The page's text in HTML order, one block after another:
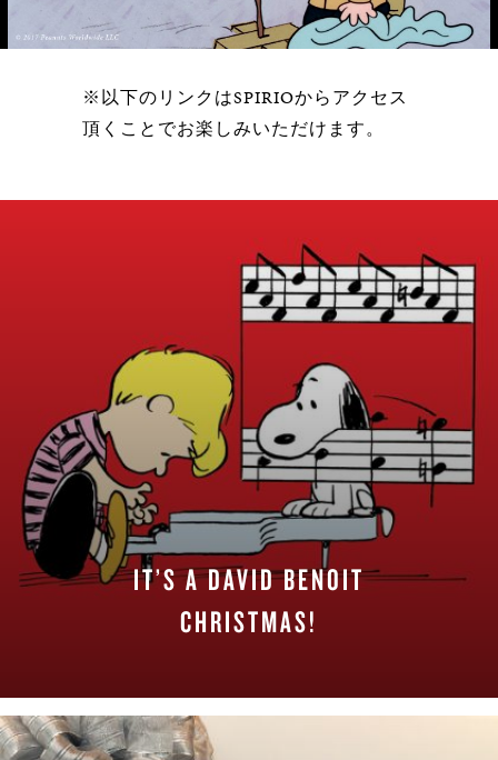
※以下のリンクはSPIRIOからアクセス
頂くことでお楽しみいただけます。
IT’S A DAVID BENOIT
CHRISTMAS!